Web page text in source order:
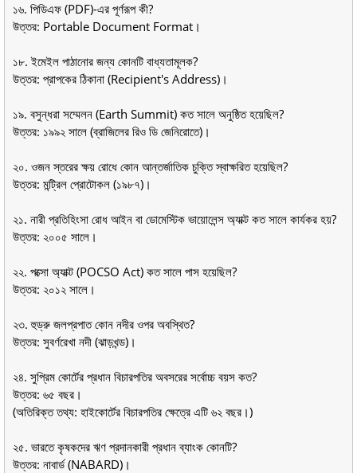
১৬. পিডিএফ (PDF)-এর পূর্ণরূপ কী?
উত্তর: Portable Document Format।
১৮. ইমেইল পাঠানোর জন্য কোনটি বাধ্যতামূলক?
উত্তর: প্রাপকের ঠিকানা (Recipient's Address)।
১৯. বসুন্ধরা সম্মেলন (Earth Summit) কত সালে অনুষ্ঠিত হয়েছিল?
উত্তর: ১৯৯২ সালে (ব্রাজিলের রিও ডি জেনিরোতে)।
২০. ওজন স্তরের ক্ষয় রোধে কোন আন্তর্জাতিক চুক্তি স্বাক্ষরিত হয়েছিল?
উত্তর: মন্ট্রিল প্রোটোকল (১৯৮৭)।
২১. নারী প্রতিহিংসা রোধ আইন বা ডোমেস্টিক ভায়োলেন্স অ্যাক্ট কত সালে কার্যকর হয়?
উত্তর: ২০০৫ সালে।
২২. পক্সো অ্যাক্ট (POCSO Act) কত সালে পাস হয়েছিল?
উত্তর: ২০১২ সালে।
২৩. হুড্রু জলপ্রপাত কোন নদীর ওপর অবস্থিত?
উত্তর: সুবর্ণরেখা নদী (ঝাড়খন্ড)।
২৪. সুপ্রিম কোর্টের প্রধান বিচারপতির অবসরের সর্বোচ্চ বয়স কত?
উত্তর: ৬৫ বছর।
(অতিরিক্ত তথ্য: হাইকোর্টের বিচারপতির ক্ষেত্রে এটি ৬২ বছর।)
২৫. ভারতে কৃষকদের ঋণ প্রদানকারী প্রধান ব্যাংক কোনটি?
উত্তর: নাবার্ড (NABARD)।